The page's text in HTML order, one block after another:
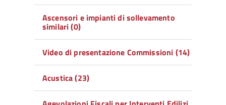
Ascensori e impianti di sollevamento
similari (0)
Video di presentazione Commissioni (14)
Acustica (23)